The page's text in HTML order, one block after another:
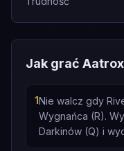
Jak grać
1Nie walcz gdy
Wygnańca (R).
Darkinów (Q) i